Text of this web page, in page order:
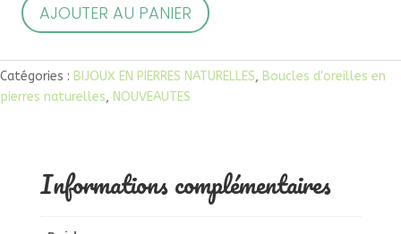
quantité
Boucles
d'oreille
3
AJOUTER AU PANIER
e
v
e
Catégories : BIJOUX EN PIERRES NATURELLES, Boucles d'oreilles en
pierres naturelles, NOUVEAUTES
Informations complémentaires